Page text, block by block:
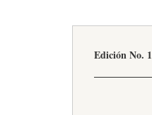
Edición No. 1